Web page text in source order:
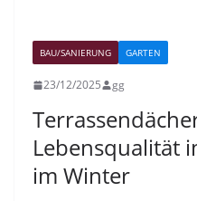
BAU/SANIERUNG GARTEN
23/12/2025 gg
Lebensqualität
im Winter